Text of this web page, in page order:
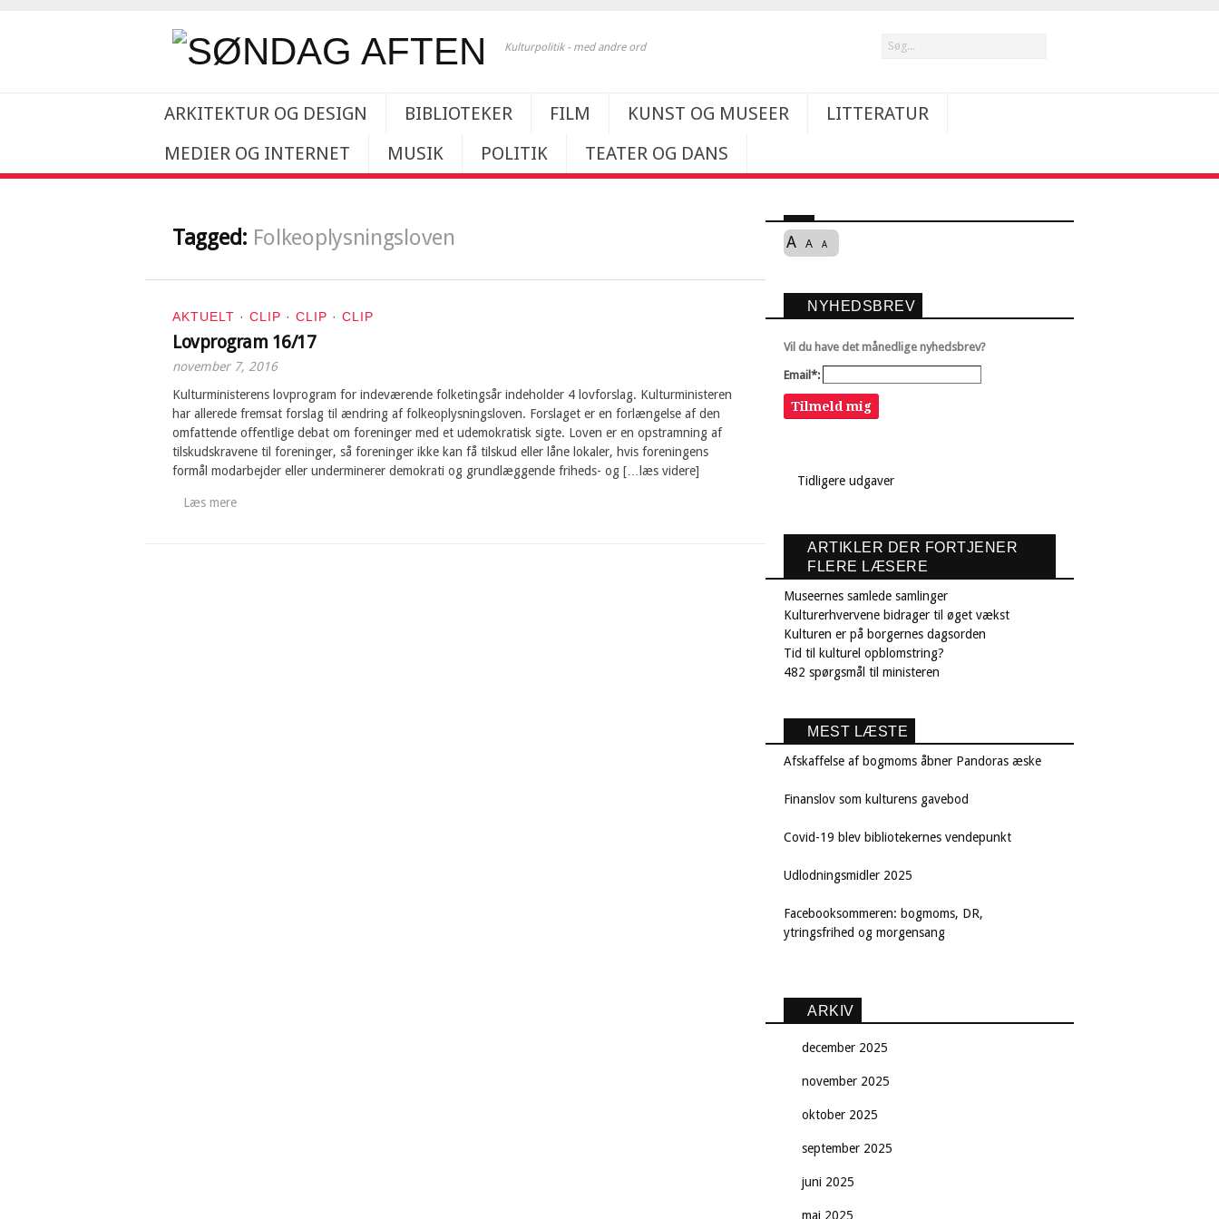
Kulturpolitik - med andre ord
ARKITEKTUR OG DESIGN BIBLIOTEKER FILM KUNST OG MUSEER
LITTERATUR
MEDIER OG INTERNET
MUSIK POLITIK TEATER OG DANS
Tagged: Folkeoplysningsloven
AKTUELT · CLIP · CLIP · CLIP
Lovprogram 16/17
november 7, 2016
Kulturministerens lovprogram for indeværende folketingsår indeholder 4 lovforslag. Kulturministeren
har allerede fremsat forslag til ændring af folkeoplysningsloven. Forslaget er en forlængelse af den
omfattende offentlige debat om foreninger med et udemokratisk sigte. Loven er en opstramning af
tilskudskravene til foreninger, så foreninger ikke kan få tilskud eller låne lokaler, hvis foreningens
formål modarbejder eller underminerer demokrati og grundlæggende friheds- og […læs videre]
Læs mere
A A A
NYHEDSBREV
Vil du have det månedlige nyhedsbrev?
Email*:
Tilmeld mig
Tidligere udgaver
ARTIKLER DER FORTJENER
FLERE LÆSERE
Museernes samlede samlinger
Kulturerhvervene bidrager til øget vækst
Kulturen er på borgernes dagsorden
Tid til kulturel opblomstring?
482 spørgsmål til ministeren
MEST LÆSTE
Afskaffelse af bogmoms åbner Pandoras æske
Finanslov som kulturens gavebod
Covid-19 blev bibliotekernes vendepunkt
Udlodningsmidler 2025
Facebooksommeren: bogmoms, DR,
ytringsfrihed og morgensang
ARKIV
december 2025
november 2025
oktober 2025
september 2025
juni 2025
maj 2025